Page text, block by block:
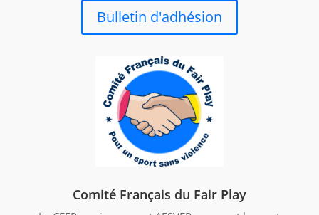
Bulletin d'adhésion
Comité Français du Fair Play